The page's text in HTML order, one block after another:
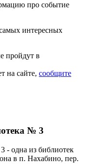
про событие
интересных
пройдут в
на сайте, сообщите
№ 3
- одна из библиотек
в п. Нахабино, пер.